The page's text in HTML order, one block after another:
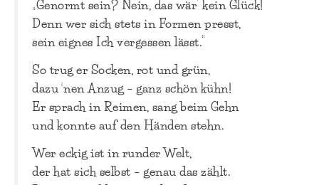
„Genormt sein? Nein, das wär‘ kein Glück!
Denn wer sich stets in Formen presst,
sein eignes Ich vergessen lässt.“
So trug er Socken, rot und grün,
dazu ’nen Anzug – ganz schön kühn!
Er sprach in Reimen, sang beim Gehn
und konnte auf den Händen stehn.
Wer eckig ist in runder Welt,
der hat sich selbst – genau das zählt.